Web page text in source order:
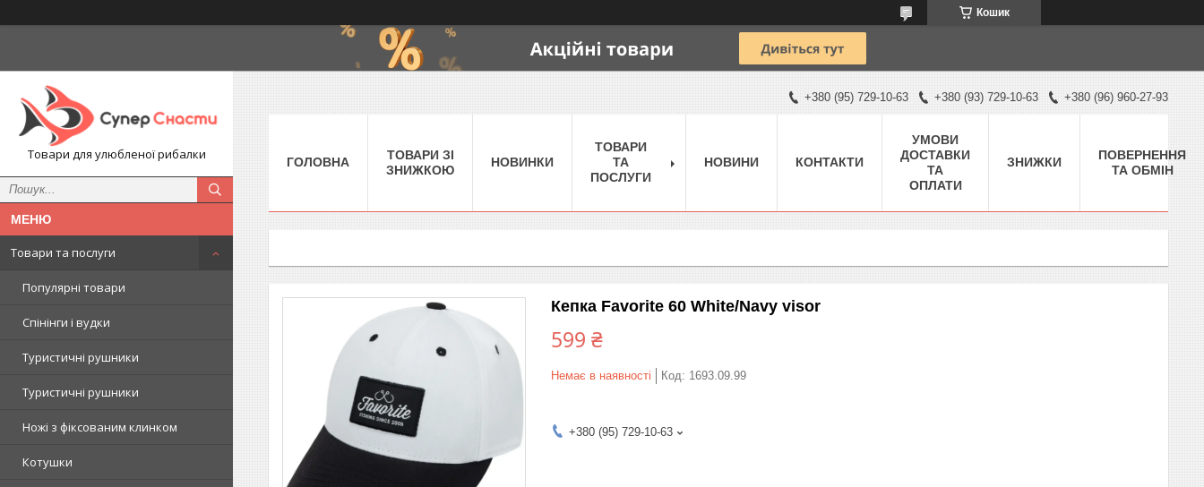
Кошик
Товари для улюбленої рибалки
Товари та послуги
Популярні товари
Спінінги і вудки
Туристичні рушники
Туристичні рушники
Ножі з фіксованим клинком
Котушки
+380 (95) 729-10-63 +380 (93) 729-10-63 +380 (96) 960-27-93
ГОЛОВНА
ТОВАРИ ЗІ
ЗНИЖКОЮ
НОВИНКИ
ТОВАРИ
ТА
ПОСЛУГИ
НОВИНИ КОНТАКТИ
УМОВИ
ДОСТАВКИ
ТА
ОПЛАТИ
ЗНИЖКИ
ПОВЕРНЕННЯ
ТА ОБМІН
Кепка Favorite 60 White/Navy visor
599 ₴
Немає в наявності Код: 1693.09.99
+380 (95) 729-10-63